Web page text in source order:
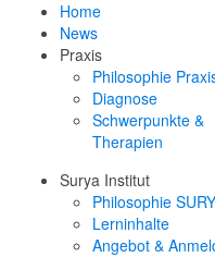
Home
News
Praxis
Philosophie
Diagnose
Schwerpunkte &
Therapien
Surya Institut
Philosophie
Lerninhalte
Angebot &